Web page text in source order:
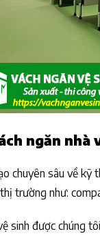
ngăn
chuyên sâu về kỹ
trường như:
sinh được chúng